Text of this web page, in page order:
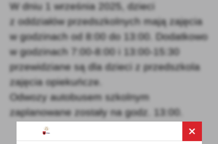
W dniu 1 września 2025, dzieci
z oddziałów przedszkolnych mają zajęcia
w godzinach od 8:00 do 13:00. Dodatkowo
w godzinach 7:00-8:00 i 13:00-15:30
przewidziane są dla dzieci z przedszkola
zajęcia opiekuńcze.
Odwozy autobusem szkolnym
zaplanowane zostały na godz. 13:00.